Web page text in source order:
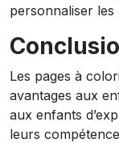
personnaliser les
Les pages à
avantages aux
aux enfants
leurs